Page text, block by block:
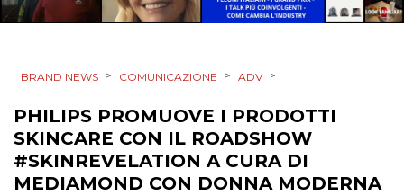
DATI
RICERCHE
PREVISIONI/SCENARI
BRAND NEWS > COMUNICAZIONE > ADV >
PHILIPS PROMUOVE I PRODOTTI
SKINCARE CON IL ROADSHOW
#SKINREVELATION A CURA DI
MEDIAMOND CON DONNA MODERNA